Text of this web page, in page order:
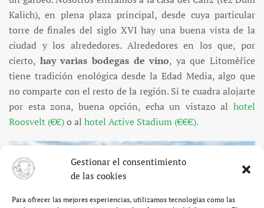
Gestionar el consentimiento
de las cookies
Para ofrecer las mejores experiencias, utilizamos tecnologías como las
Kalich), en plena plaza principal, desde cuya particular
torre de finales del siglo XVI hay una buena vista de la
ciudad y los alrededores. Alrededores en los que, por
cierto, hay varias bodegas de vino, ya que Litoměřice
tiene tradición enológica desde la Edad Media, algo que
no comparte con el resto de la región. Si te cuadra alojarte
por esta zona, buena opción, echa un vistazo al hotel
Roosvelt (€€)o al hotel Active Stadium (€€€).